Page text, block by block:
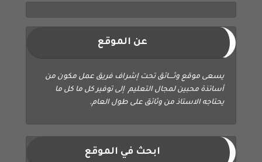
عن الموقع
يسعى موقع وثــــائق تحت إشراف فريق عمل مكون من
أساتذة محبين لمجال التعليم إلى توفير كل ما كل ما
يحتاجه الاستاذ من وثائق على طول العام.
ابحث في الموقع